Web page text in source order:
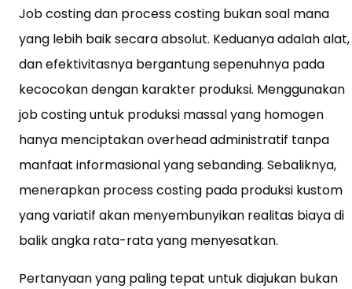
Job costing dan process costing bukan soal mana
yang lebih baik secara absolut. Keduanya adalah alat,
dan efektivitasnya bergantung sepenuhnya pada
kecocokan dengan karakter produksi. Menggunakan
job costing untuk produksi massal yang homogen
hanya menciptakan overhead administratif tanpa
manfaat informasional yang sebanding. Sebaliknya,
menerapkan process costing pada produksi kustom
yang variatif akan menyembunyikan realitas biaya di
balik angka rata-rata yang menyesatkan.
Pertanyaan yang paling tepat untuk diajukan bukan